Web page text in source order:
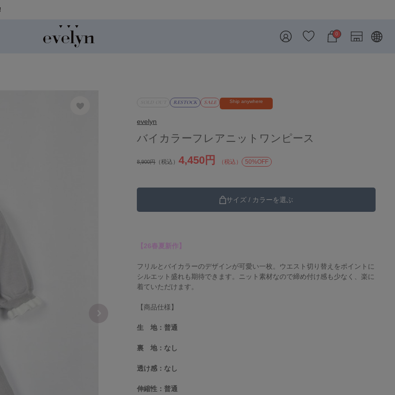
0
RESTOCK SALE Ship anywhere
evelyn
バイカラーフレアニットワンピース
8,900円（税込）4,450円 （税込） 50%OFF
サイズ / カラーを選ぶ
【26春夏新作】
フリルとバイカラーのデザインが可愛い一枚。ウエスト切り替えをポイントに
シルエット盛れも期待できます。ニット素材なので締め付け感も少なく、楽に
着ていただけます。
【商品仕様】
生 地：普通
裏 地：なし
透け感：なし
伸縮性：普通